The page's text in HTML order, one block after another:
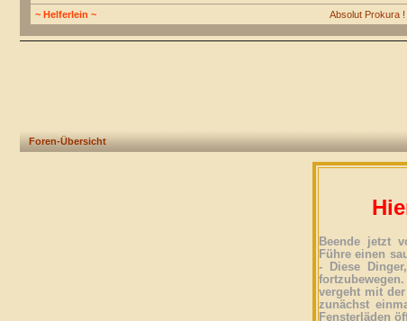
Absolut Prokura !
~ Helferlein ~
Foren-Übersicht
Beende jetzt
Führe einen
- Diese
vergeht mit
zunächst
Fensterläden